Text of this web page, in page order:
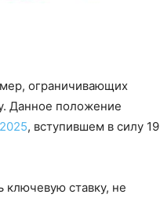
ограничивающих
Данное положение
, вступившем в силу 19
ключевую ставку, не